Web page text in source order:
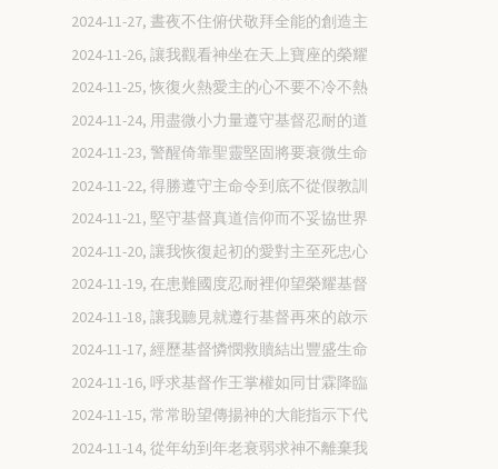
2024-11-27, 晝夜不住俯伏敬拜全能的創造主
2024-11-26, 讓我觀看神坐在天上寶座的榮耀
2024-11-25, 恢復火熱愛主的心不要不冷不熱
2024-11-24, 用盡微小力量遵守基督忍耐的道
2024-11-23, 警醒倚靠聖靈堅固將要衰微生命
2024-11-22, 得勝遵守主命令到底不從假教訓
2024-11-21, 堅守基督真道信仰而不妥協世界
2024-11-20, 讓我恢復起初的愛對主至死忠心
2024-11-19, 在患難國度忍耐裡仰望榮耀基督
2024-11-18, 讓我聽見就遵行基督再來的啟示
2024-11-17, 經歷基督憐憫救贖結出豐盛生命
2024-11-16, 呼求基督作王掌權如同甘霖降臨
2024-11-15, 常常盼望傳揚神的大能指示下代
2024-11-14, 從年幼到年老衰弱求神不離棄我